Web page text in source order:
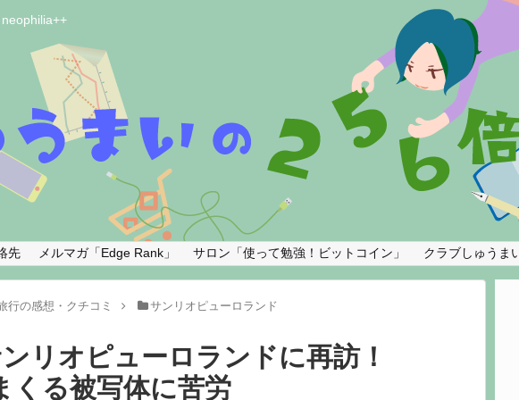
先 メルマガ「Edge Rank」 サロン「使って勉強！ビットコイン」 クラブしゅうま
行の感想・クチコミ サンリオピューロランド
リオピューロランドに再訪！
くる被写体に苦労